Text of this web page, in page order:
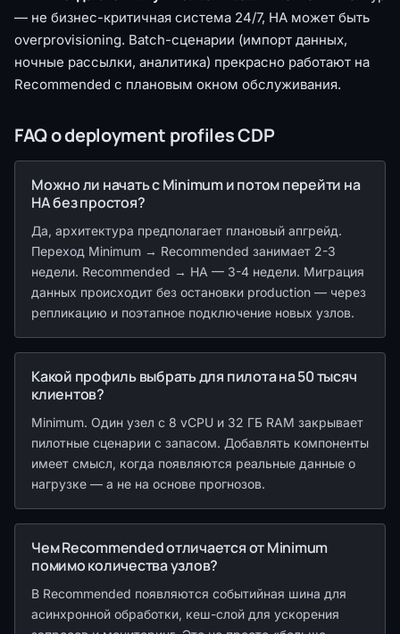
— не бизнес-критичная система 24/7, HA может быть
overprovisioning. Batch-сценарии (импорт данных,
ночные рассылки, аналитика) прекрасно работают на
Recommended с плановым окном обслуживания.
FAQ о deployment profiles CDP
Можно ли начать с Minimum и потом перейти на
HA без простоя?
Да, архитектура предполагает плановый апгрейд.
Переход Minimum → Recommended занимает 2-3
недели. Recommended → HA — 3-4 недели. Миграция
данных происходит без остановки production — через
репликацию и поэтапное подключение новых узлов.
Какой профиль выбрать для пилота на 50 тысяч
клиентов?
Minimum. Один узел с 8 vCPU и 32 ГБ RAM закрывает
пилотные сценарии с запасом. Добавлять компоненты
имеет смысл, когда появляются реальные данные о
нагрузке — а не на основе прогнозов.
Чем Recommended отличается от Minimum
помимо количества узлов?
В Recommended появляются событийная шина для
асинхронной обработки, кеш-слой для ускорения